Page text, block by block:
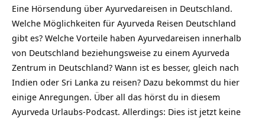
Eine Hörsendung über Ayurvedareisen in Deutschland.
Welche Möglichkeiten für Ayurveda Reisen Deutschland
gibt es? Welche Vorteile haben Ayurvedareisen innerhalb
von Deutschland beziehungsweise zu einem Ayurveda
Zentrum in Deutschland? Wann ist es besser, gleich nach
Indien oder Sri Lanka zu reisen? Dazu bekommst du hier
einige Anregungen. Über all das hörst du in diesem
Ayurveda Urlaubs-Podcast. Allerdings: Dies ist jetzt keine